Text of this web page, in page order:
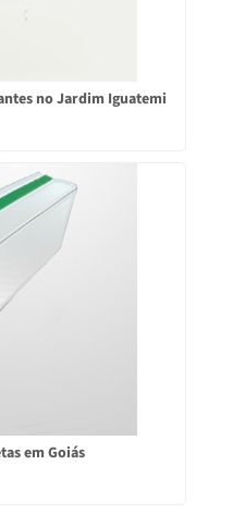
no Jardim Iguatemi
em Goiás